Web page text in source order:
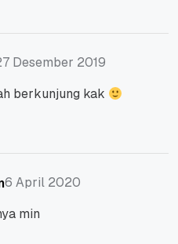
Desember 2019
berkunjung kak
6 April 2020
min